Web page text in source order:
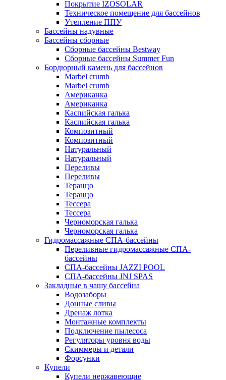
Покрытие IZOSOLAR
Техническое помещение для бассейнов
Утепление ППУ
Бассейны надувные
Бассейны сборные
Сборные бассейны Bestway
Сборные бассейны Summer Fun
Бордюрный камень для бассейнов
Marbel crumb
Marbel crumb
Американка
Американка
Каспийская галька
Каспийская галька
Композитный
Композитный
Натуральный
Натуральный
Переливы
Переливы
Тераццо
Тераццо
Тессера
Тессера
Черноморская галька
Черноморская галька
Гидромассажные СПА-бассейны
Переливные гидромассажные СПА-
бассейны
СПА-бассейны JAZZI POOL
СПА-бассейны JNJ SPAS
Закладные в чашу бассейна
Водозаборы
Донные сливы
Дренаж лотка
Монтажные комплекты
Подключение пылесоса
Регуляторы уровня воды
Скиммеры и детали
Форсунки
Купели
Купели нержавеющие